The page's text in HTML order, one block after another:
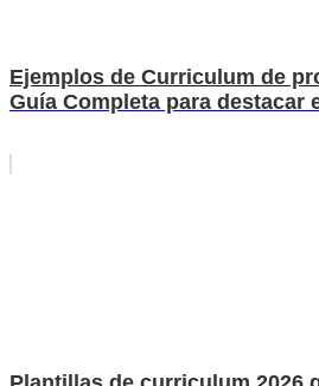
Ejemplos de Curriculum de
Guía Completa para destacar